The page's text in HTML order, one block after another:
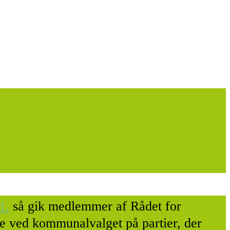
så gik medlemmer af Rådet for
ved kommunalvalget på partier, der